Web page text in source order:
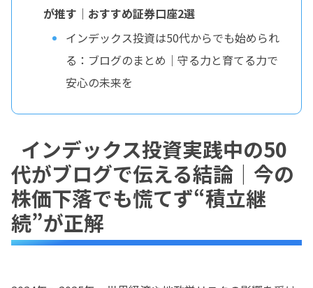
が推す｜おすすめ証券口座2選
インデックス投資は50代からでも始められ
る：ブログのまとめ｜守る力と育てる力で
安心の未来を
インデックス投資実践中の50
代がブログで伝える結論｜今の
株価下落でも慌てず“積立継
続”が正解